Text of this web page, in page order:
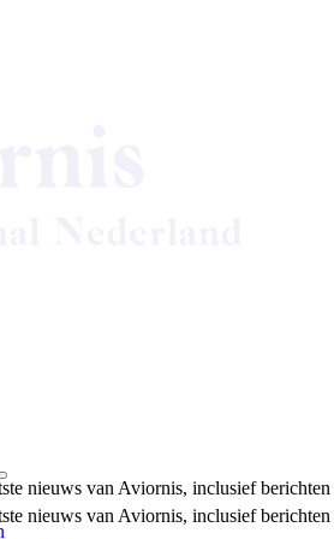
nieuws van Aviornis, inclusief
nieuws van Aviornis, inclusief